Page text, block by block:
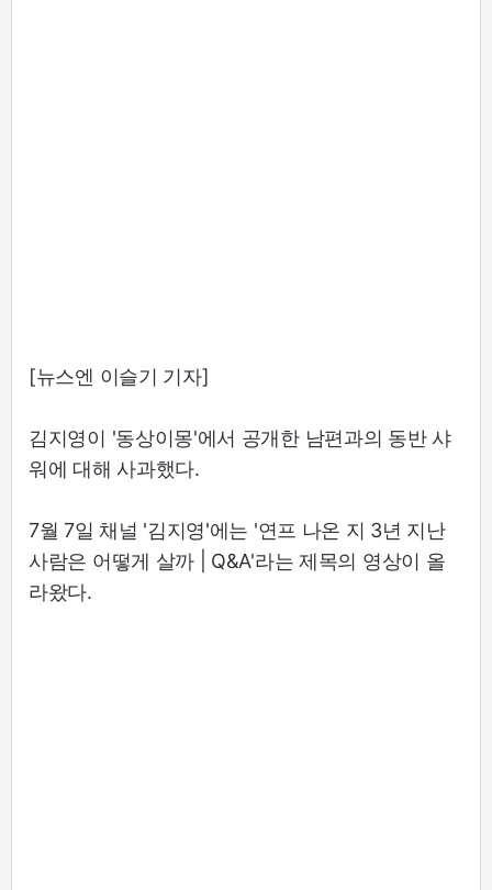
[뉴스엔 이슬기 기자]
김지영이 '동상이몽'에서 공개한 남편과의 동반 샤
워에 대해 사과했다.
7월 7일 채널 '김지영'에는 '연프 나온 지 3년 지난
사람은 어떻게 살까 | Q&A'라는 제목의 영상이 올
라왔다.